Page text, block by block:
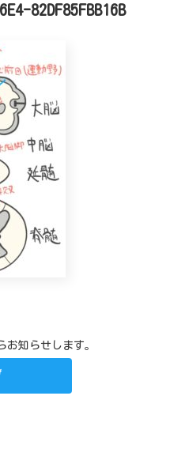
82DF85FBB16B
知らせします。